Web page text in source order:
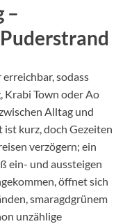
–
sodass
Krabi Town oder Ao
Alltag und
kurz, doch Gezeiten
verzögern; ein
ein- und aussteigen
öffnet sich
smaragdgrünem
unzählige